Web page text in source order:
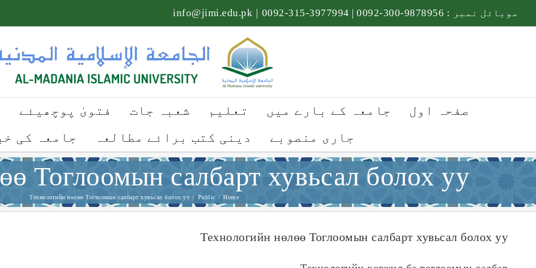
to
موبائل نمبر : 9878956-300-0092
|
3977994-315-0092
|
info@jimi.edu.pk
صفحہ اول جامعہ کے بارے میں تعلیم شعبہ جات فتویٰ پوچھیئے
جاری منصوبے
دینی کتب برائے مطالعہ جامعہ کی
Тоглоомын салбарт хувьсал болох уу
Home
/
Public
/
Технологийн нөлөө Тоглоомын салбарт хувьсал болох уу
Технологийн нөлөө Тоглоомын салбарт хувьсал болох уу